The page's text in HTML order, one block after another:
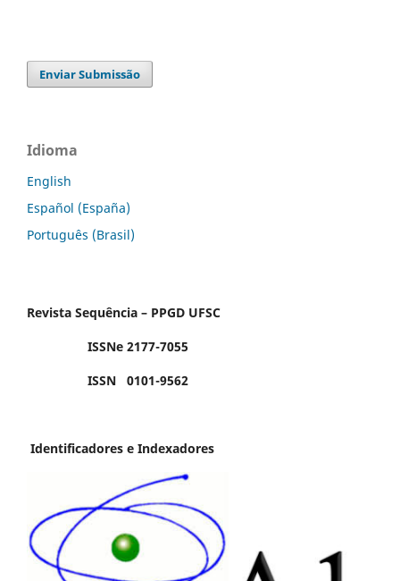
Enviar Submissão
Idioma
English
Español (España)
Português (Brasil)
Revista Sequência – PPGD UFSC
ISSNe 2177-7055
ISSN 0101-9562
Identificadores e Indexadores